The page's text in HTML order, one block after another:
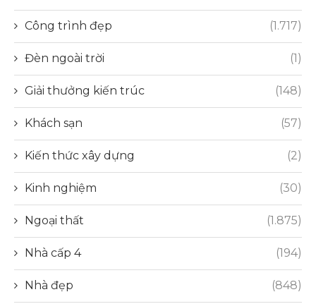
Công trình đẹp (1.717)
Đèn ngoài trời (1)
Giải thưởng kiến trúc (148)
Khách sạn (57)
Kiến thức xây dựng (2)
Kinh nghiệm (30)
Ngoại thất (1.875)
Nhà cấp 4 (194)
Nhà đẹp (848)